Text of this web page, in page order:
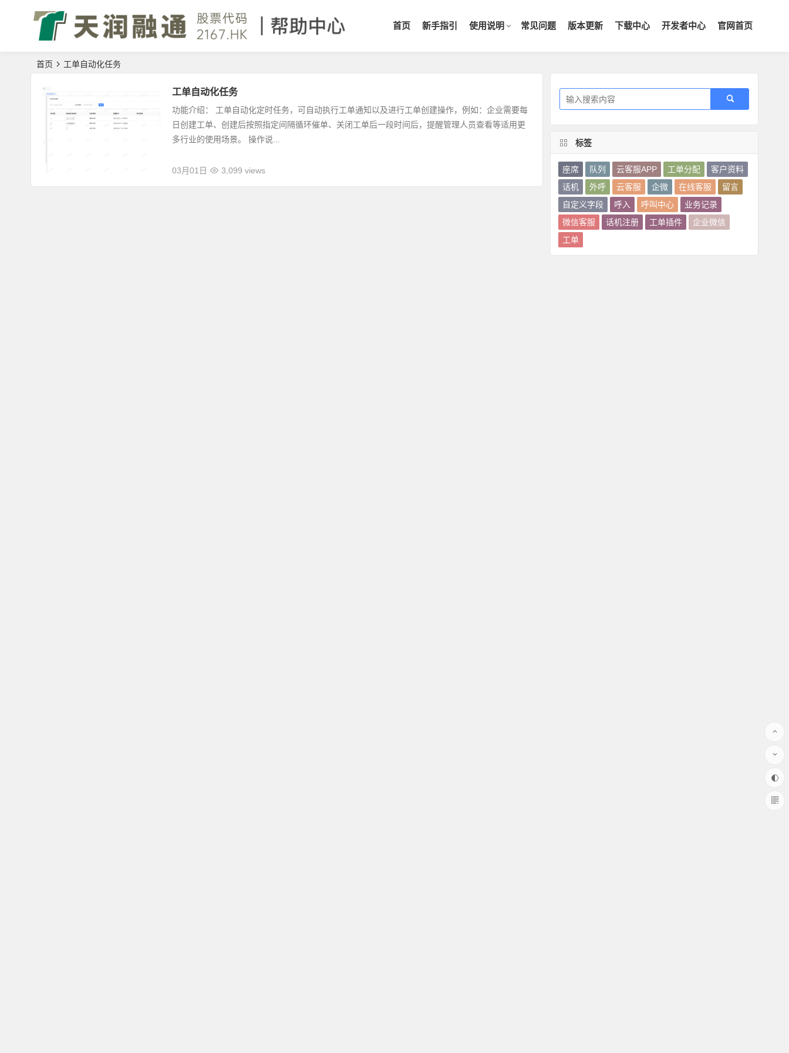
首页 新手指引 使用说明 常见问题 版本更新 下载中心 开发者中心 官网首页
首页 工单自动化任务
工单自动化任务
功能介绍： 工单自动化定时任务，可自动执行工单通知以及进行工单创建操作，例如：企业需要每
日创建工单、创建后按照指定间隔循环催单、关闭工单后一段时间后，提醒管理人员查看等适用更
多行业的使用场景。 操作说...
03月01日 3,099 views
标签
座席 队列 云客服APP 工单分配
客户资料
话机
外呼 云客服 企微 在线客服
留言
自定义字段
呼入 呼叫中心
业务记录
微信客服
话机注册 工单插件
企业微信
工单